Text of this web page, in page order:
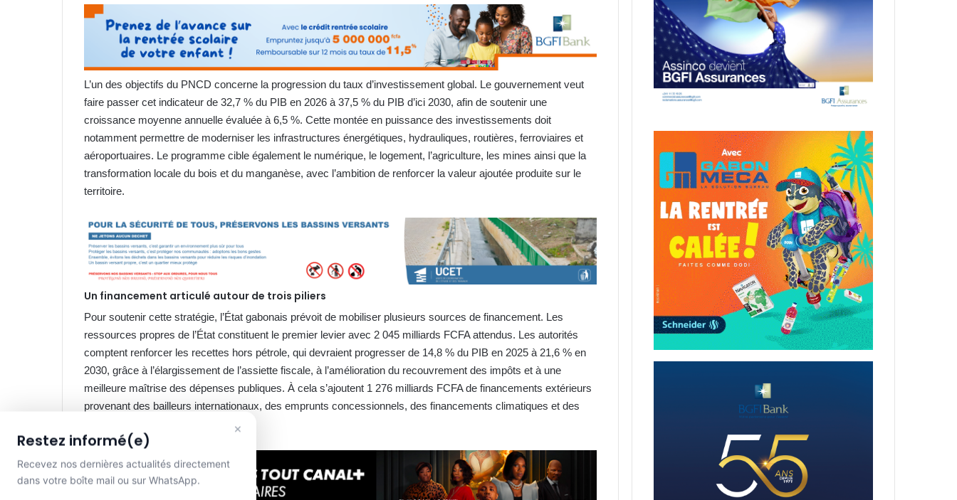
L’un des objectifs du PNCD concerne la progression du taux d’investissement global. Le gouvernement veut
faire passer cet indicateur de 32,7 % du PIB en 2026 à 37,5 % du PIB d’ici 2030, afin de soutenir une
croissance moyenne annuelle évaluée à 6,5 %. Cette montée en puissance des investissements doit
notamment permettre de moderniser les infrastructures énergétiques, hydrauliques, routières, ferroviaires et
aéroportuaires. Le programme cible également le numérique, le logement, l’agriculture, les mines ainsi que la
transformation locale du bois et du manganèse, avec l’ambition de renforcer la valeur ajoutée produite sur le
territoire.
Un financement articulé autour de trois piliers
Pour soutenir cette stratégie, l’État gabonais prévoit de mobiliser plusieurs sources de financement. Les
ressources propres de l’État constituent le premier levier avec 2 045 milliards FCFA attendus. Les autorités
comptent renforcer les recettes hors pétrole, qui devraient progresser de 14,8 % du PIB en 2025 à 21,6 % en
2030, grâce à l’élargissement de l’assiette fiscale, à l’amélioration du recouvrement des impôts et à une
meilleure maîtrise des dépenses publiques. À cela s’ajoutent 1 276 milliards FCFA de financements extérieurs
provenant des bailleurs internationaux, des emprunts concessionnels, des financements climatiques et des
investissements directs étrangers.
×
Restez informé(e)
Recevez nos dernières actualités directement
dans votre boîte mail ou sur WhatsApp.